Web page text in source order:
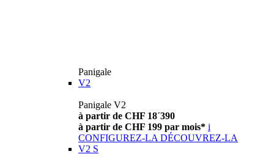
Panigale
V2
Panigale V2
à partir de CHF 18´390
à partir de CHF 199 par mois* i
CONFIGUREZ-LA DÉCOUVREZ-LA
V2 S